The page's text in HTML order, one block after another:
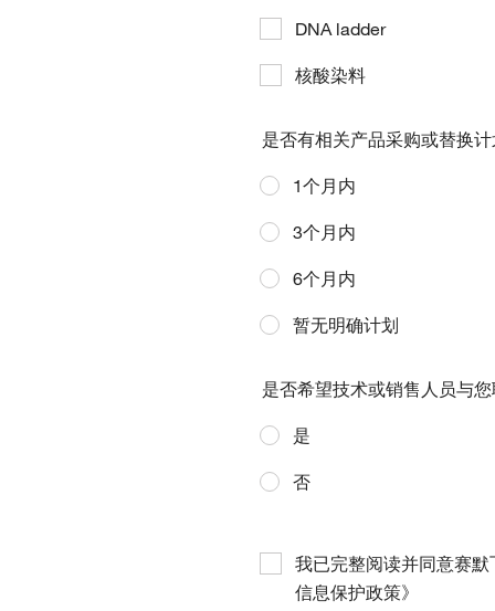
DNA ladder
核酸染料
是否有相关产品采购或替换
1个月内
3个月内
6个月内
暂无明确计划
是否希望技术或销售人员与
是
否
我已完整阅读并同意赛
信息保护政策》